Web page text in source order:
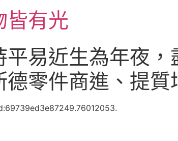
皆有光
平易近生為年夜
德零件商進、提質